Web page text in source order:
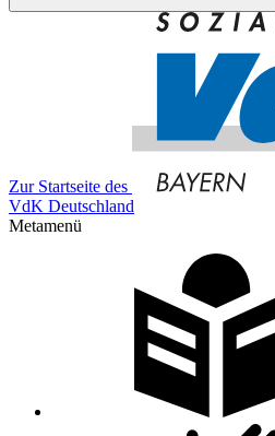
Zur Startseite des
VdK Deutschland
Metamenü